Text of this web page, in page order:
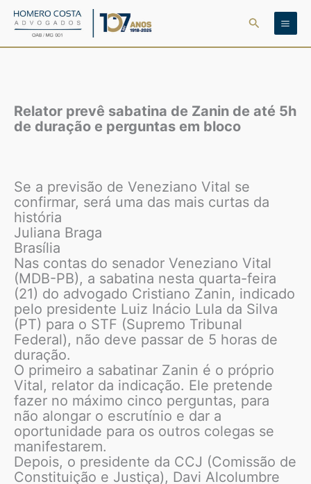
para
Pesquisar
Relator prevê sabatina de Zanin de até 5h
de duração e perguntas em bloco
Se a previsão de Veneziano Vital se
confirmar, será uma das mais curtas da
história
Juliana Braga
Brasília
Nas contas do senador Veneziano Vital
(MDB-PB), a sabatina nesta quarta-feira
(21) do advogado Cristiano Zanin, indicado
pelo presidente Luiz Inácio Lula da Silva
(PT) para o STF (Supremo Tribunal
Federal), não deve passar de 5 horas de
duração.
O primeiro a sabatinar Zanin é o próprio
Vital, relator da indicação. Ele pretende
fazer no máximo cinco perguntas, para
não alongar o escrutínio e dar a
oportunidade para os outros colegas se
manifestarem.
Depois, o presidente da CCJ (Comissão de
Constituição e Justiça), Davi Alcolumbre